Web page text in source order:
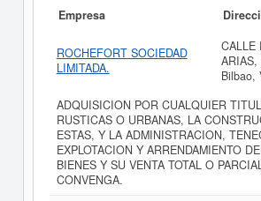
Empresa
ROCHEFORT SOCIEDAD
LIMITADA.
CALLE
Bilbao,
ADQUISICION POR CUALQUIER
RUSTICAS O URBANAS, LA
ESTAS, Y LA ADMINISTRACION,
EXPLOTACION Y ARRENDAMIENTO
BIENES Y SU VENTA TOTAL O
CONVENGA.